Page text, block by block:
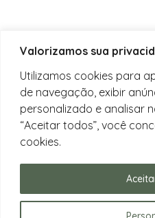
Valorizamos sua
Utilizamos cookies para
de navegação, exibir
personalizado e analisar
“Aceitar todos”, você
cookies.
na bela praia de
Instagram
Facebook
Chalés da Lua